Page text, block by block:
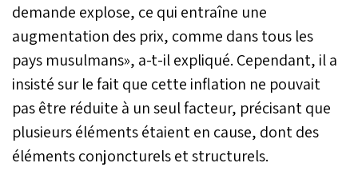
demande explose, ce qui entraîne une
augmentation des prix, comme dans tous les
pays musulmans», a-t-il expliqué. Cependant, il a
insisté sur le fait que cette inflation ne pouvait
pas être réduite à un seul facteur, précisant que
plusieurs éléments étaient en cause, dont des
éléments conjoncturels et structurels.